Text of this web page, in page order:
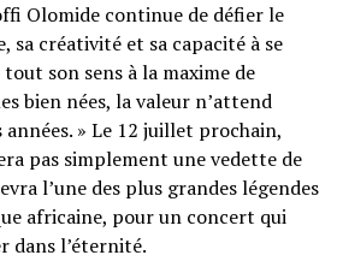
Olomide continue de défier le
sa créativité et sa capacité à se
son sens à la maxime de
bien nées, la valeur n’attend
» Le 12 juillet prochain,
pas simplement une vedette de
l’une des plus grandes légendes
africaine, pour un concert qui
dans l’éternité.